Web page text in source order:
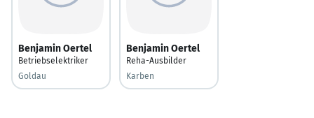
Benjamin Oertel
Betriebselektriker
Goldau
Benjamin Oertel
Reha-Ausbilder
Karben